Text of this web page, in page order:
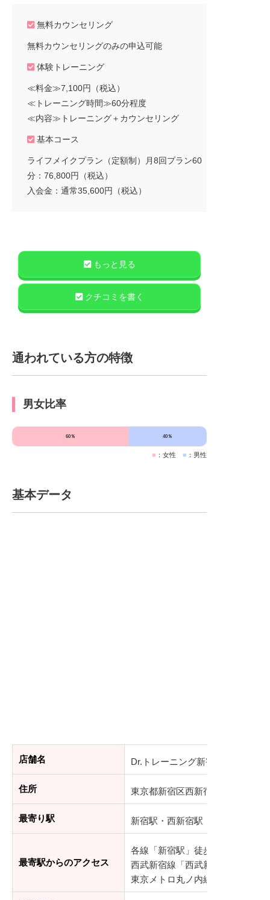
無料カウンセリング
無料カウンセリングのみの申込可能
体験トレーニング
≪料金≫7,100円（税込）
≪トレーニング時間≫60分程度
≪内容≫トレーニング＋カウンセリング
基本コース
ライフメイクプラン（定額制）月8回プラン60
分：76,800円（税込）
入会金：通常35,600円（税込）
もっと見る
クチコミを書く
通われている方の特徴
男女比率
60％ 40％
■ ：女性 ■ ：男性
基本データ
店舗名 Dr.トレーニング新宿店
住所 東京都新宿区西新宿7-1-10守矢ビ
最寄り駅 新宿駅・西新宿駅
最寄駅からのアクセス
各線「新宿駅」徒歩5分
西武新宿線「西武新宿駅」徒歩3
東京メトロ丸ノ内線「西新宿駅」